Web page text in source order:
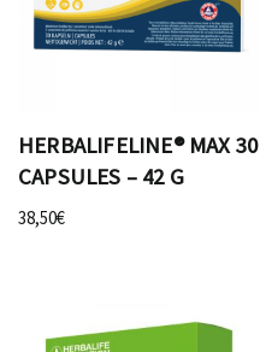
HERBALIFELINE® MAX 30
CAPSULES – 42 G
38,50€